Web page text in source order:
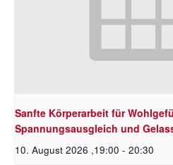
Sanfte Körperarbeit für
Spannungsausgleich und
10. August 2026 ,19:00 - 20:30